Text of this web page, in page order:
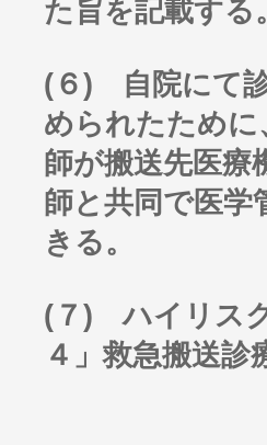
た旨を記載する。
(６) 自院にて
められたために
師が搬送先医療
師と共同で医学
きる。
(７) ハイリス
４」救急搬送